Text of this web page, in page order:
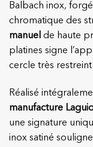
Balbach inox,
chromatique des
manuel de haute
platines signe
cercle très
Réalisé
manufacture
une signature
inox satiné